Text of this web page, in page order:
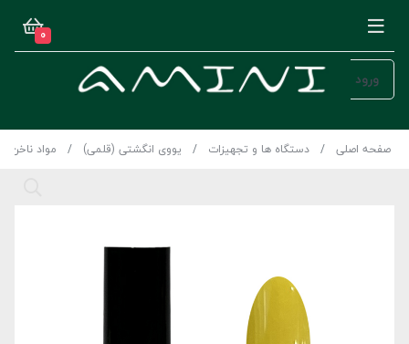
0
ورود
صفحه اصلی دستگاه ها و تجهیزات یووی انگشتی (قلمی) مواد ناخن